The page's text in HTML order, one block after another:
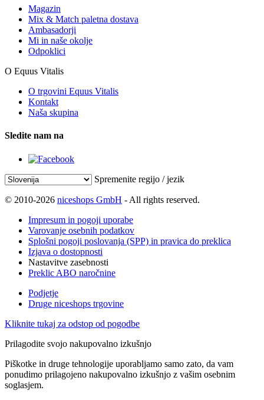
Magazin
Mix & Match paletna dostava
Ambasadorji
Mi in naše okolje
Odpoklici
O Equus Vitalis
O trgovini Equus Vitalis
Kontakt
Naša skupina
Sledite nam na
Spremenite regijo / jezik
© 2010-2026 niceshops GmbH - All rights reserved.
Impresum in pogoji uporabe
Varovanje osebnih podatkov
Splošni pogoji poslovanja (SPP) in pravica do preklica
Izjava o dostopnosti
Nastavitve zasebnosti
Preklic ABO naročnine
Podjetje
Druge niceshops trgovine
Kliknite tukaj za odstop od pogodbe
Prilagodite svojo nakupovalno izkušnjo
Piškotke in druge tehnologije uporabljamo samo zato, da vam
ponudimo prilagojeno nakupovalno izkušnjo z vašim osebnim
soglasjem.